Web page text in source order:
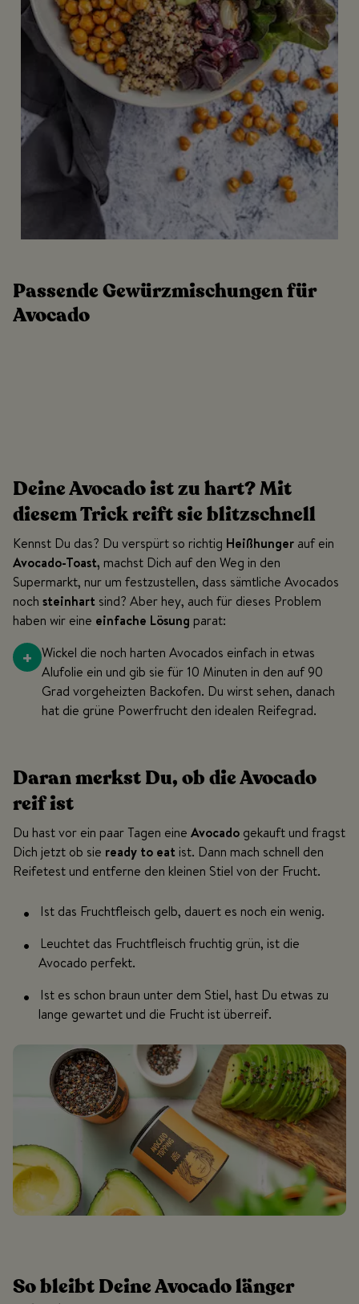
Passende Gewürzmischungen für
Avocado
Deine Avocado ist zu hart? Mit
diesem Trick reift sie blitzschnell
Kennst Du das? Du verspürt so richtig Heißhunger auf ein
Avocado-Toast, machst Dich auf den Weg in den
Supermarkt, nur um festzustellen, dass sämtliche Avocados
noch steinhart sind? Aber hey, auch für dieses Problem
haben wir eine einfache Lösung parat:
+ Wickel die noch harten Avocados einfach in etwas
Alufolie ein und gib sie für 10 Minuten in den auf 90
Grad vorgeheizten Backofen. Du wirst sehen, danach
hat die grüne Powerfrucht den idealen Reifegrad.
Daran merkst Du, ob die Avocado
reif ist
Du hast vor ein paar Tagen eine Avocado gekauft und fragst
Dich jetzt ob sie ready to eat ist. Dann mach schnell den
Reifetest und entferne den kleinen Stiel von der Frucht.
Ist das Fruchtfleisch gelb, dauert es noch ein wenig.
Leuchtet das Fruchtfleisch fruchtig grün, ist die
Avocado perfekt.
Ist es schon braun unter dem Stiel, hast Du etwas zu
lange gewartet und die Frucht ist überreif.
So bleibt Deine Avocado länger